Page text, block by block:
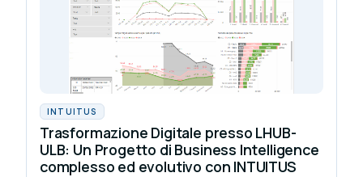
INTUITUS
Trasformazione Digitale presso LHUB-
ULB: Un Progetto di Business Intelligence
complesso ed evolutivo con INTUITUS